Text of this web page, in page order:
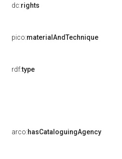
dc:rights
pico:materialAndTechnique
rdf:type
arco:hasCataloguingAgency